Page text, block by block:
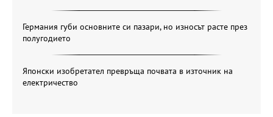
Германия губи основните си пазари, но износът расте през
полугодието
Японски изобретател превръща почвата в източник на
електричество